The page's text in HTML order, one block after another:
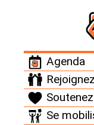
Agenda
Se
nucléaire
mesures
Les grandes
Président de la
secret défense,
le mardi 27 juillet